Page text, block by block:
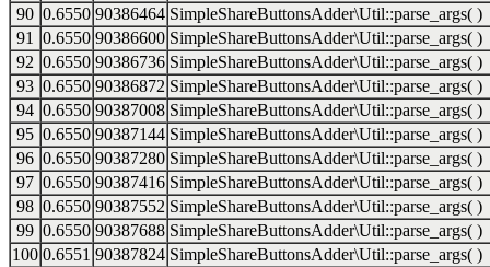
90 0.6550 90386464 SimpleShareButtonsAdder\Util::parse_args( )
91
0.6550 90386600 SimpleShareButtonsAdder\Util::parse_args( )
92 0.6550 90386736 SimpleShareButtonsAdder\Util::parse_args( )
93 0.6550 90386872 SimpleShareButtonsAdder\Util::parse_args( )
94 0.6550 90387008 SimpleShareButtonsAdder\Util::parse_args( )
95 0.6550 90387144 SimpleShareButtonsAdder\Util::parse_args( )
96 0.6550 90387280 SimpleShareButtonsAdder\Util::parse_args( )
97 0.6550 90387416 SimpleShareButtonsAdder\Util::parse_args( )
98 0.6550 90387552 SimpleShareButtonsAdder\Util::parse_args( )
99 0.6550 90387688 SimpleShareButtonsAdder\Util::parse_args( )
100 0.6551 90387824 SimpleShareButtonsAdder\Util::parse_args( )